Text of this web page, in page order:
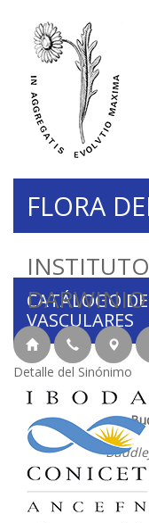
FLORA
CATÁLOGO
VASCULARES
Detalle del Sinónimo